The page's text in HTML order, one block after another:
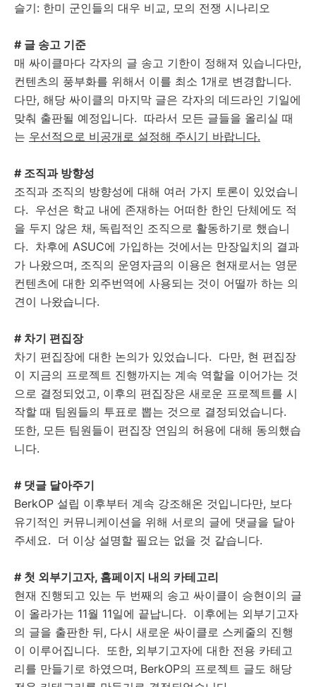
슬기: 한미 군인들의 대우 비교, 모의 전쟁 시나리오
# 글 송고 기준
매 싸이클마다 각자의 글 송고 기한이 정해져 있습니다만,
컨텐츠의 풍부화를 위해서 이를 최소 1개로 변경합니다.
다만, 해당 싸이클의 마지막 글은 각자의 데드라인 기일에
맞춰 출판될 예정입니다. 따라서 모든 글들을 올리실 때
는 우선적으로 비공개로 설정해 주시기 바랍니다.
# 조직과 방향성
조직과 조직의 방향성에 대해 여러 가지 토론이 있었습니
다. 우선은 학교 내에 존재하는 어떠한 한인 단체에도 적
을 두지 않은 채, 독립적인 조직으로 활동하기로 했습니
다. 차후에 ASUC에 가입하는 것에서는 만장일치의 결과
가 나왔으며, 조직의 운영자금의 이용은 현재로서는 영문
컨텐츠에 대한 외주번역에 사용되는 것이 어떨까 하는 의
견이 나왔습니다.
# 차기 편집장
차기 편집장에 대한 논의가 있었습니다. 다만, 현 편집장
이 지금의 프로젝트 진행까지는 계속 역할을 이어가는 것
으로 결정되었고, 이후의 편집장은 새로운 프로젝트를 시
작할 때 팀원들의 투표로 뽑는 것으로 결정되었습니다.
또한, 모든 팀원들이 편집장 연임의 허용에 대해 동의했습
니다.
# 댓글 달아주기
BerkOP 설립 이후부터 계속 강조해온 것입니다만, 보다
유기적인 커뮤니케이션을 위해 서로의 글에 댓글을 달아
주세요. 더 이상 설명할 필요는 없을 것 같습니다.
# 첫 외부기고자, 홈페이지 내의 카테고리
현재 진행되고 있는 두 번째의 송고 싸이클이 승현이의 글
이 올라가는 11월 11일에 끝납니다. 이후에는 외부기고자
의 글을 출판한 뒤, 다시 새로운 싸이클로 스케줄의 진행
이 이루어집니다. 또한, 외부기고자에 대한 전용 카테고
리를 만들기로 하였으며, BerkOP의 프로젝트 글도 해당